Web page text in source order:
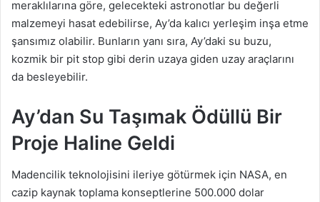
meraklılarına göre, gelecekteki astronotlar bu değerli
malzemeyi hasat edebilirse, Ay’da kalıcı yerleşim inşa etme
şansımız olabilir. Bunların yanı sıra, Ay’daki su buzu,
kozmik bir pit stop gibi derin uzaya giden uzay araçlarını
da besleyebilir.
Ay’dan Su Taşımak Ödüllü Bir
Proje Haline Geldi
Madencilik teknolojisini ileriye götürmek için NASA, en
cazip kaynak toplama konseptlerine 500.000 dolar